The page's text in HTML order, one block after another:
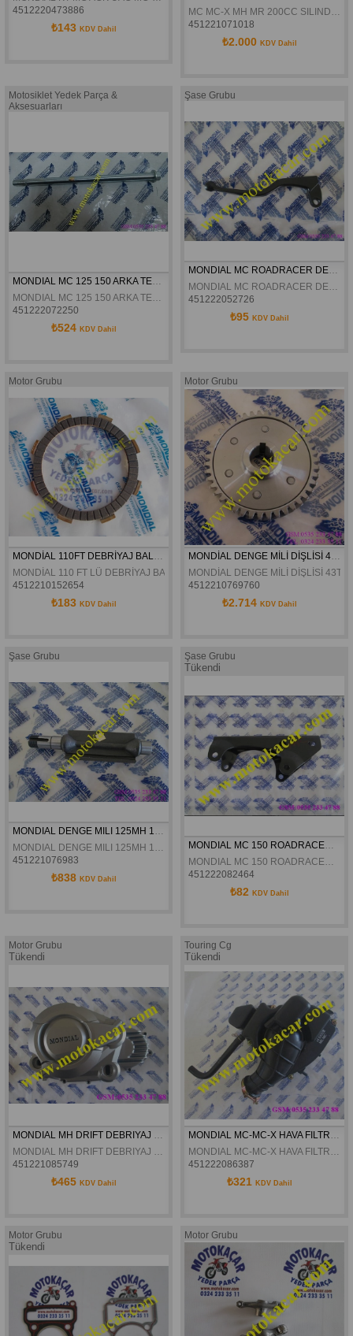
4512220473886
₺143 KDV Dahil
MC MC-X MH MR 200CC SILINDIR ÜST KAPAK DELTAFORCE
451221071018
₺2.000 KDV Dahil
Motosiklet Yedek Parça &
Aksesuarları
MONDIAL MC 125 150 ARKA TEKER MILI 15-26-5 ORJINAL
MONDIAL MC 125 150 ARKA TEKER MILI 15-26-5 ORJINAL
451222072250
₺524 KDV Dahil
Şase Grubu
MONDIAL MC ROADRACER DEBRIYAJ KOLU ORJINAL
MONDIAL MC ROADRACER DEBRIYAJ KOLU ORJINAL
451222052726
₺95 KDV Dahil
Motor Grubu
MONDİAL 110FT DEBRİYAJ BALATASI ORJİNAL
MONDİAL 110 FT LÜ DEBRİYAJ BALATASI ORJİNAL
4512210152654
₺183 KDV Dahil
Motor Grubu
MONDİAL DENGE MİLİ DİŞLİSİ 43T 125MH 150MR 150MC MC-X MG-K 125MC XT-X 150KT ORJİNAL
MONDİAL DENGE MİLİ DİŞLİSİ 43T
4512210769760
₺2.714 KDV Dahil
Şase Grubu
MONDIAL DENGE MILI 125MH 150MR 150MC MC-X 125MC ORJINAL
MONDIAL DENGE MILI 125MH 150MR 150MC MC-X 125MC ORJINAL
451221076983
₺838 KDV Dahil
Şase Grubu
Tükendi
MONDIAL MC 150 ROADRACER  MOTOR ÖN BAGLANTI BRAKETI ORJINAL
MONDIAL MC 150 ROADRACER  MOTOR ÖN BAGLANTI BRAKETI ORJINAL
451222082464
₺82 KDV Dahil
Motor Grubu
Tükendi
451221085749
₺465 KDV Dahil
Touring Cg
Tükendi
451222086387
₺321 KDV Dahil
Motor Grubu
Tükendi
Motor Grubu